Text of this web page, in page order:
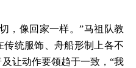
，像回家一样。”马祖队教
统服饰、舟船形制上各不
让动作要领趋于一致，“我